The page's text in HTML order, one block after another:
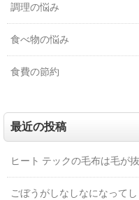
調理の悩み
食べ物の悩み
食費の節約
最近の投稿
ヒート テックの毛布は毛が
ごぼうがしなしなになって